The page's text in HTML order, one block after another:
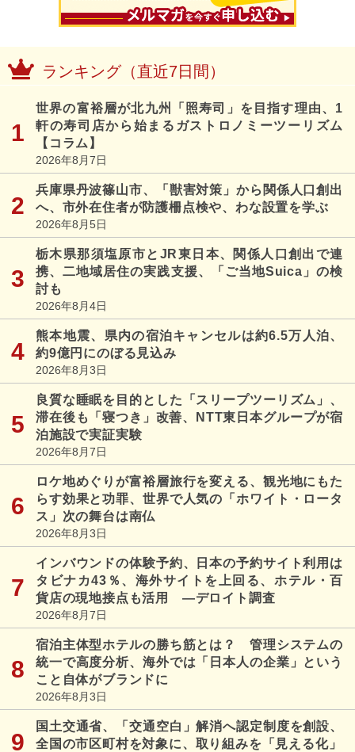
ランキング（直近7日間）
世界の富裕層が北九州「照寿司」を目指す理由、1
軒の寿司店から始まるガストロノミーツーリズム
【コラム】
2026年8月7日
兵庫県丹波篠山市、「獣害対策」から関係人口創出
へ、市外在住者が防護柵点検や、わな設置を学ぶ
2026年8月5日
栃木県那須塩原市とJR東日本、関係人口創出で連
携、二地域居住の実践支援、「ご当地Suica」の検
討も
2026年8月4日
熊本地震、県内の宿泊キャンセルは約6.5万人泊、
約9億円にのぼる見込み
2026年8月3日
良質な睡眠を目的とした「スリープツーリズム」、
滞在後も「寝つき」改善、NTT東日本グループが宿
泊施設で実証実験
2026年8月7日
ロケ地めぐりが富裕層旅行を変える、観光地にもた
らす効果と功罪、世界で人気の「ホワイト・ロータ
ス」次の舞台は南仏
2026年8月3日
インバウンドの体験予約、日本の予約サイト利用は
タビナカ43％、海外サイトを上回る、ホテル・百
貨店の現地接点も活用 ―デロイト調査
2026年8月7日
宿泊主体型ホテルの勝ち筋とは？ 管理システムの
統一で高度分析、海外では「日本人の企業」という
こと自体がブランドに
2026年8月3日
国土交通省、「交通空白」解消へ認定制度を創設、
全国の市区町村を対象に、取り組みを「見える化」